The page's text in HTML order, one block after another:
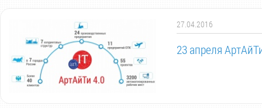
27.04.2016
23 апреля